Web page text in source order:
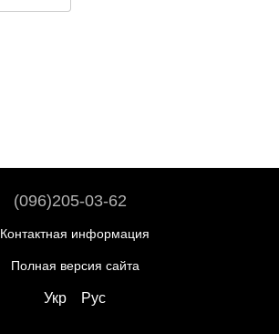
(096)205-03-62
Контактная информация
Полная версия сайта
Укр Рус